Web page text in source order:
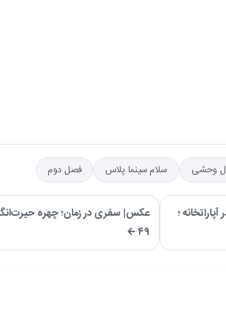
وحشی سلام سینما پلاس فصل دوم
؛
۴۹ ←